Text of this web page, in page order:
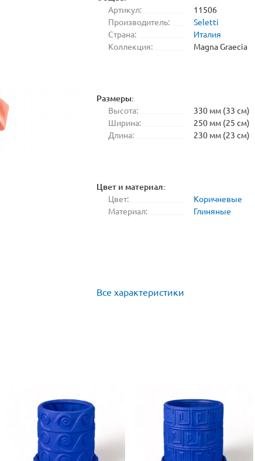
Артикул:
11506
Производитель:
Seletti
Страна:
Италия
Коллекция:
Magna Graecia
Размеры:
Высота:
330 мм (33 см)
Ширина:
250 мм (25 см)
Длина:
230 мм (23 см)
Цвет и материал:
Цвет:
Коричневые
Материал:
Глиняные
Все характеристики